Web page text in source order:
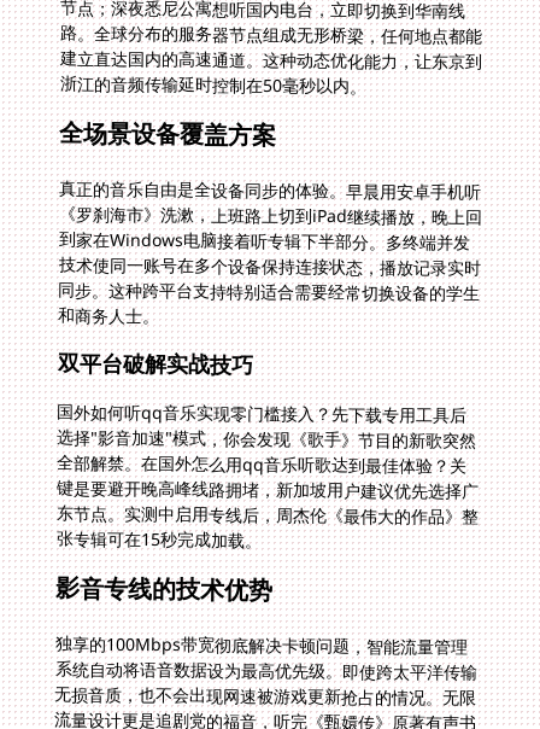
浙江的音频传输延时控制在50毫秒以内。
全场景设备覆盖方案
真正的音乐自由是全设备同步的体验。早晨用安卓手机听
《罗刹海市》洗漱，上班路上切到iPad继续播放，晚上回
到家在Windows电脑接着听专辑下半部分。多终端并发
技术使同一账号在多个设备保持连接状态，播放记录实时
同步。这种跨平台支持特别适合需要经常切换设备的学生
和商务人士。
双平台破解实战技巧
国外如何听qq音乐实现零门槛接入？先下载专用工具后
选择"影音加速"模式，你会发现《歌手》节目的新歌突然
全部解禁。在国外怎么用qq音乐听歌达到最佳体验？关
键是要避开晚高峰线路拥堵，新加坡用户建议优先选择广
东节点。实测中启用专线后，周杰伦《最伟大的作品》整
张专辑可在15秒完成加载。
影音专线的技术优势
独享的100Mbps带宽彻底解决卡顿问题，智能流量管理
系统自动将语音数据设为最高优先级。即使跨太平洋传输
无损音质，也不会出现网速被游戏更新抢占的情况。无限
流量设计更是追剧党的福音，听完《甄嬛传》原著有声书